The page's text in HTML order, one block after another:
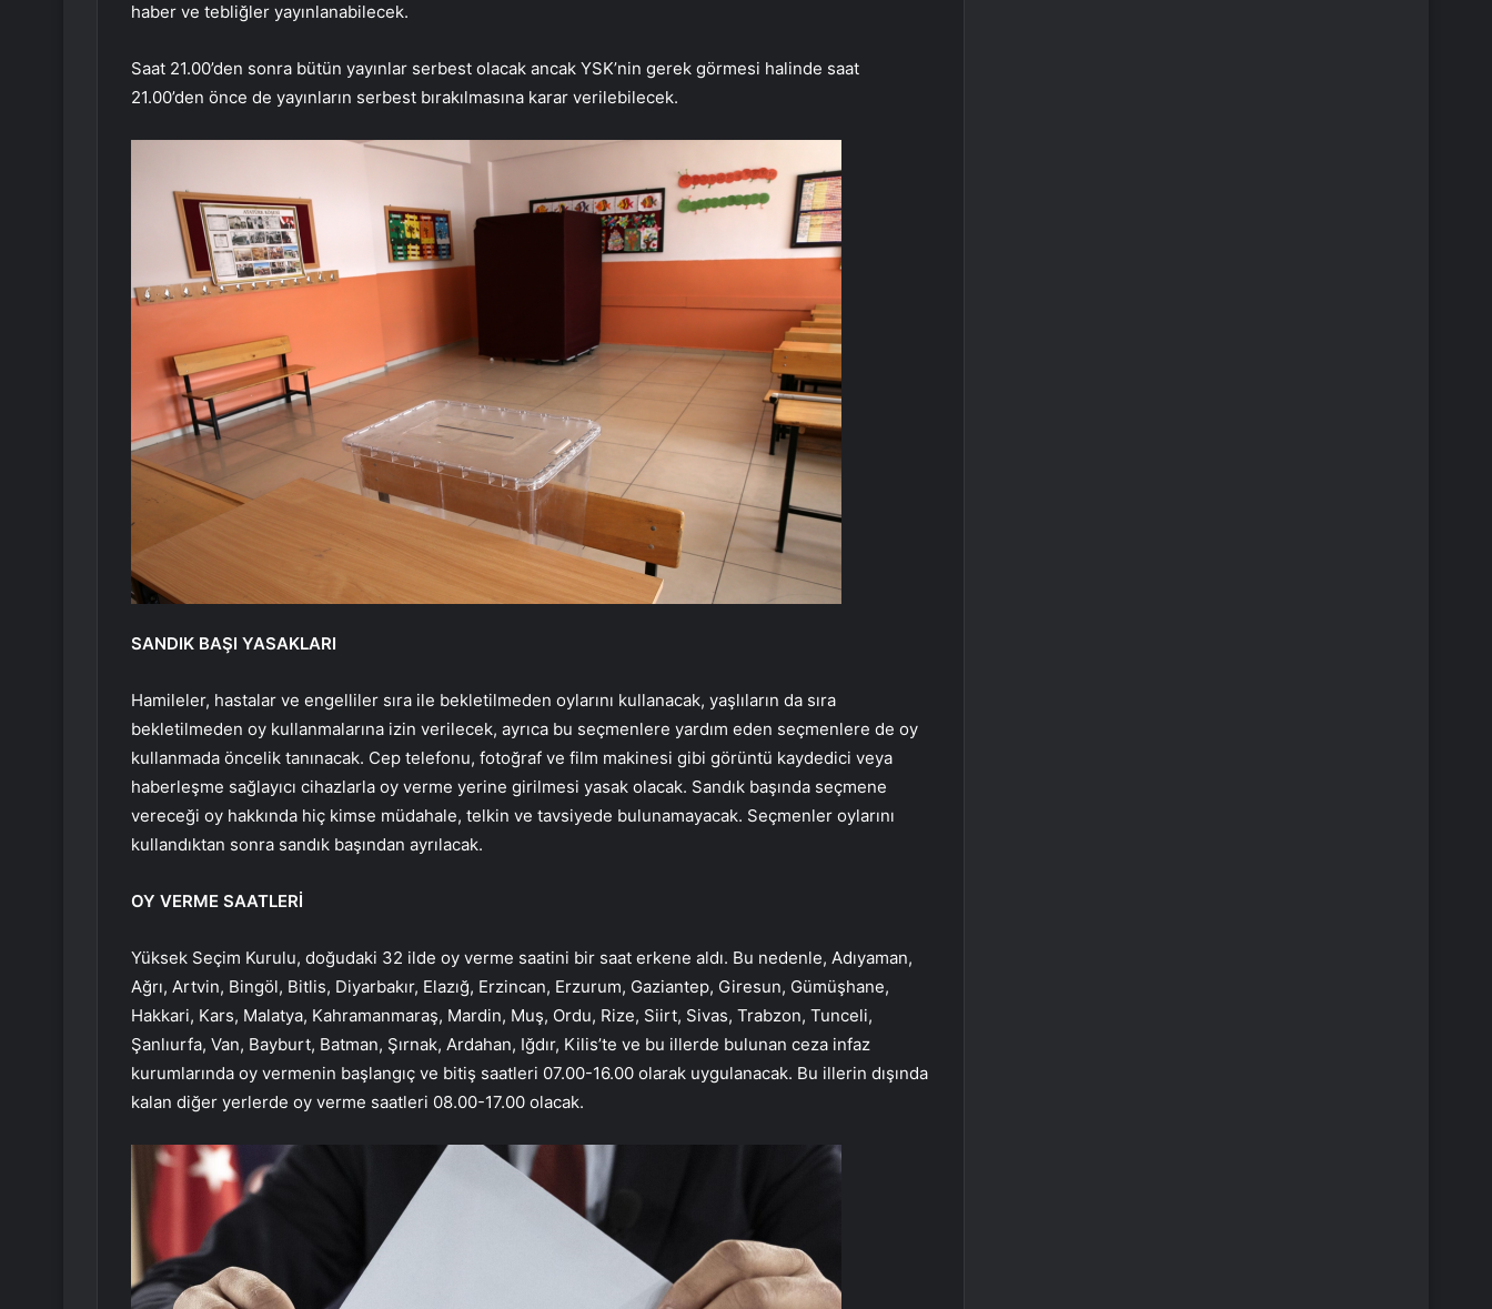
haber ve tebliğler yayınlanabilecek.
Saat 21.00’den sonra bütün yayınlar serbest olacak ancak YSK’nin gerek görmesi halinde saat
21.00’den önce de yayınların serbest bırakılmasına karar verilebilecek.
SANDIK BAŞI YASAKLARI
Hamileler, hastalar ve engelliler sıra ile bekletilmeden oylarını kullanacak, yaşlıların da sıra
bekletilmeden oy kullanmalarına izin verilecek, ayrıca bu seçmenlere yardım eden seçmenlere de oy
kullanmada öncelik tanınacak. Cep telefonu, fotoğraf ve film makinesi gibi görüntü kaydedici veya
haberleşme sağlayıcı cihazlarla oy verme yerine girilmesi yasak olacak. Sandık başında seçmene
vereceği oy hakkında hiç kimse müdahale, telkin ve tavsiyede bulunamayacak. Seçmenler oylarını
kullandıktan sonra sandık başından ayrılacak.
OY VERME SAATLERİ
Yüksek Seçim Kurulu, doğudaki 32 ilde oy verme saatini bir saat erkene aldı. Bu nedenle, Adıyaman,
Ağrı, Artvin, Bingöl, Bitlis, Diyarbakır, Elazığ, Erzincan, Erzurum, Gaziantep, Giresun, Gümüşhane,
Hakkari, Kars, Malatya, Kahramanmaraş, Mardin, Muş, Ordu, Rize, Siirt, Sivas, Trabzon, Tunceli,
Şanlıurfa, Van, Bayburt, Batman, Şırnak, Ardahan, Iğdır, Kilis’te ve bu illerde bulunan ceza infaz
kurumlarında oy vermenin başlangıç ve bitiş saatleri 07.00-16.00 olarak uygulanacak. Bu illerin dışında
kalan diğer yerlerde oy verme saatleri 08.00-17.00 olacak.